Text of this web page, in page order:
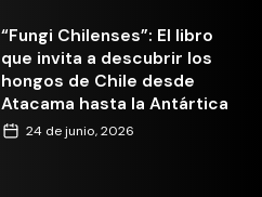
“Fungi Chilenses”: El libro
que invita a descubrir los
hongos de Chile desde
Atacama hasta la Antártica
24 de junio, 2026